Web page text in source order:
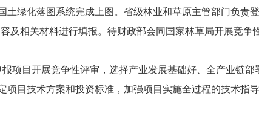
土绿化落图系统完成上图。省级林业和草原主管部门负责
及相关材料进行填报。待财政部会同国家林草局开展竞争
报项目开展竞争性评审，选择产业发展基础好、全产业链
项目技术方案和投资标准，加强项目实施全过程的技术指